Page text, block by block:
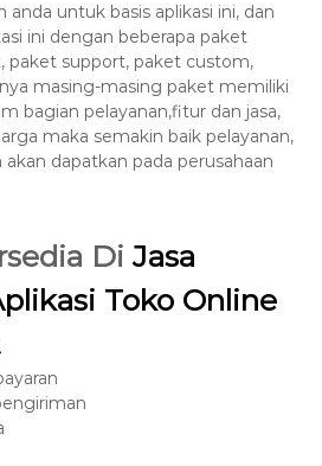
anda untuk basis aplikasi ini, dan
ini dengan beberapa paket
paket support, paket custom,
masing-masing paket memiliki
bagian pelayanan,fitur dan jasa,
maka semakin baik pelayanan,
dapatkan pada perusahaan
Di Jasa
Toko Online